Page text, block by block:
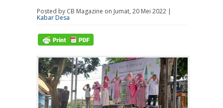
Posted by CB Magazine on Jumat, 20 Mei 2022 |
Kabar Desa